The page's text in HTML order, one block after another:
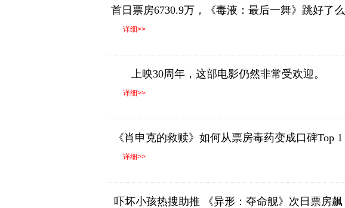
首日票房6730.9万，《毒液：最后一舞》跳好了么
详细>>
上映30周年，这部电影仍然非常受欢迎。
详细>>
《肖申克的救赎》如何从票房毒药变成口碑Top 1
详细>>
吓坏小孩热搜助推 《异形：夺命舰》次日票房飙